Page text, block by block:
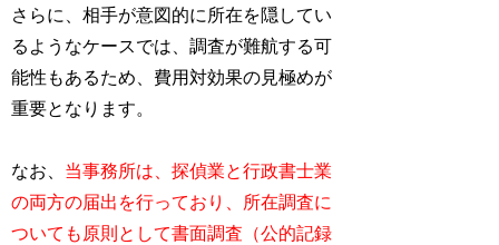
さらに、相手が意図的に所在を隠してい
るようなケースでは、調査が難航する可
能性もあるため、費用対効果の見極めが
重要となります。
なお、 当事務所は、探偵業と行政書士業
の両方の届出を行っており、所在調査に
ついても原則として書面調査（公的記録